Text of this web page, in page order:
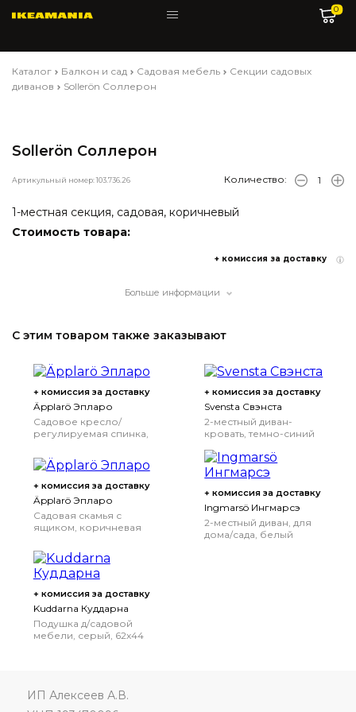
0
Каталог Балкон и сад Садовая мебель
Секции садовых
диванов
Sollerön Соллерон
Sollerön Соллерон
Артикульный номер: 103.736.26 Количество:
1-местная секция, садовая, коричневый
Стоимость товара:
+ комиссия за доставку
Больше информации
С этим товаром также заказывают
+ комиссия за доставку
Äpplarö Эпларо
Садовое кресло/
регулируемая спинка,
морилка
+ комиссия за доставку
Svensta Свэнста
2-местный диван-
кровать, темно-синий
+ комиссия за доставку
Äpplarö Эпларо
Садовая скамья с
ящиком, коричневая
+ комиссия за доставку
Ingmarsö Ингмарсэ
2-местный диван, для
дома/сада, белый
+ комиссия за доставку
Kuddarna Куддарна
Подушка д/садовой
мебели, серый, 62x44
ИП Алексеев А.В.